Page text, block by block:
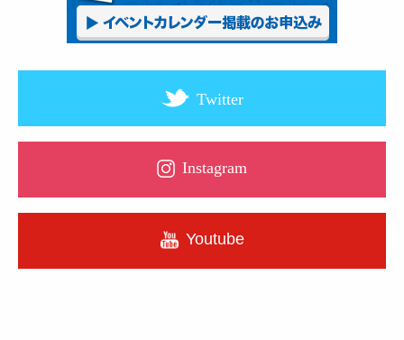
Twitter
Instagram
Youtube